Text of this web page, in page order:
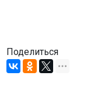
Поделиться